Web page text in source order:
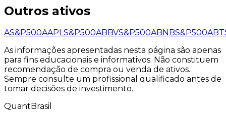
Outros ativos
AS&P500AAPLS&P500ABBVS&P500ABNBS&P500ABT
As informações apresentadas nesta página são apenas
para fins educacionais e informativos. Não constituem
recomendação de compra ou venda de ativos.
Sempre consulte um profissional qualificado antes de
tomar decisões de investimento.
QuantBrasil